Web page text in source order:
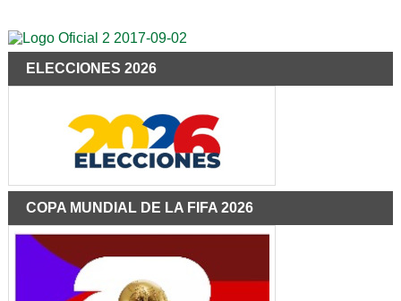
ELECCIONES 2026
COPA MUNDIAL DE LA FIFA 2026